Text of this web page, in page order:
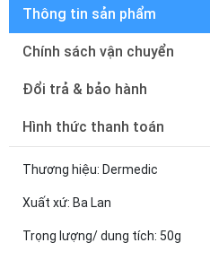
Thông tin sản phẩm
Chính sách vận chuyển
Đổi trả & bảo hành
Hình thức thanh toán
Thương hiệu: Dermedic
Xuất xứ: Ba Lan
Trọng lượng/ dung tích: 50g